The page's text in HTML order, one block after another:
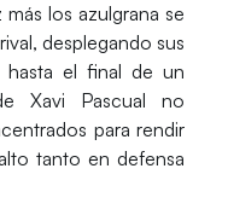
los azulgrana se
desplegando sus
hasta el final de un
Xavi Pascual no
para rendir
tanto en defensa